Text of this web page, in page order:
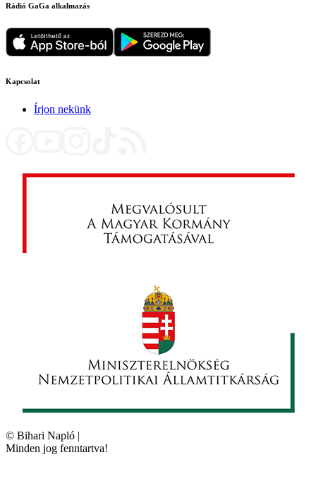
Rádió GaGa alkalmazás
Kapcsolat
Írjon nekünk
© Bihari Napló |
Minden jog fenntartva!